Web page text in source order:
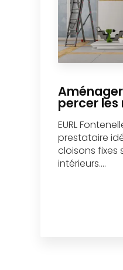
percer les
EURL
prestataire
cloisons fixes
intérieurs....